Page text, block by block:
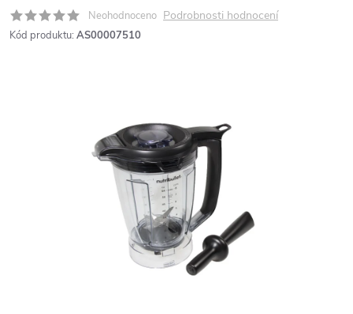
Neohodnoceno Podrobnosti hodnocení
Kód produktu: AS00007510